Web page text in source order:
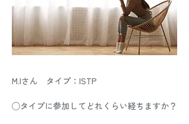
M.Iさん　タイプ：ISTP
◯タイプに参加してどれくらい経ちますか？